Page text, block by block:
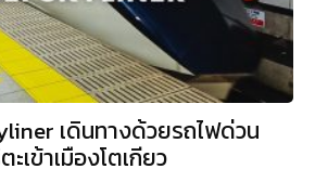
เดินทางด้วยรถไฟด่วน
เข้าเมืองโตเกียว